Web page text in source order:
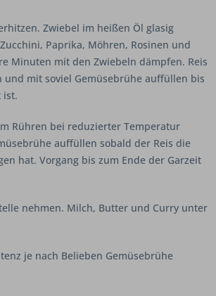
Zwiebel im heißen Öl glasig
Paprika, Möhren, Rosinen und
Minuten mit den Zwiebeln dämpfen. Reis
und mit soviel Gemüsebrühe auffüllen bis
ist.
Rühren bei reduzierter Temperatur
auffüllen sobald der Reis die
hat. Vorgang bis zum Ende der Garzeit
nehmen. Milch, Butter und Curry unter
je nach Belieben Gemüsebrühe